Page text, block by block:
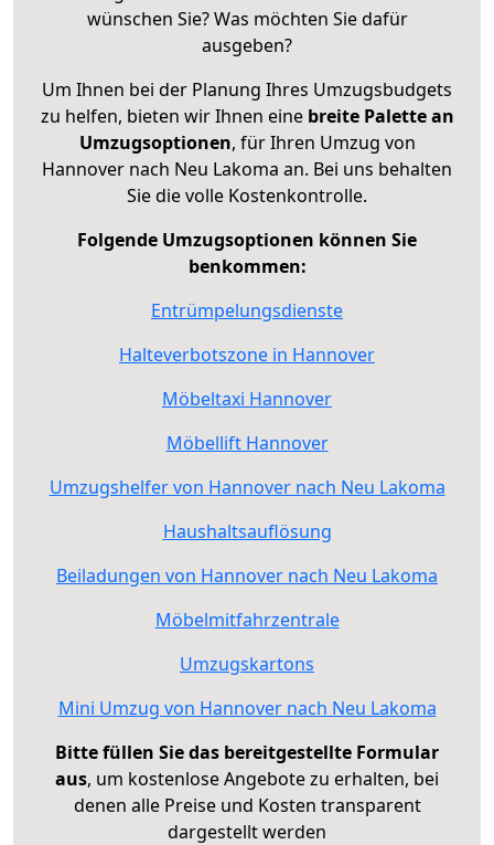
wünschen Sie? Was möchten Sie dafür
ausgeben?
Um Ihnen bei der Planung Ihres Umzugsbudgets
zu helfen, bieten wir Ihnen eine breite Palette an
Umzugsoptionen, für Ihren Umzug von
Hannover nach Neu Lakoma an. Bei uns behalten
Sie die volle Kostenkontrolle.
Folgende Umzugsoptionen können Sie
benkommen:
Entrümpelungsdienste
Halteverbotszone in Hannover
Möbeltaxi Hannover
Möbellift Hannover
Umzugshelfer von Hannover nach Neu Lakoma
Haushaltsauflösung
Beiladungen von Hannover nach Neu Lakoma
Möbelmitfahrzentrale
Umzugskartons
Mini Umzug von Hannover nach Neu Lakoma
Bitte füllen Sie das bereitgestellte Formular
aus, um kostenlose Angebote zu erhalten, bei
denen alle Preise und Kosten transparent
dargestellt werden